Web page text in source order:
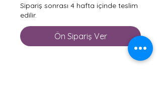
Sipariş sonrası 4 hafta içinde teslim
edilir.
Ön Sipariş Ver